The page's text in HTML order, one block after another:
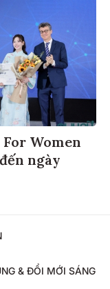
For Women
ngày
& ĐỔI MỚI SÁNG